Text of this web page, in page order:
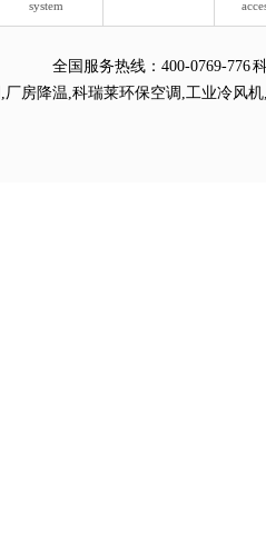
system
全国服务热线： 400-0769-776
,厂房降温,科瑞莱环保空调 ,工业冷风机